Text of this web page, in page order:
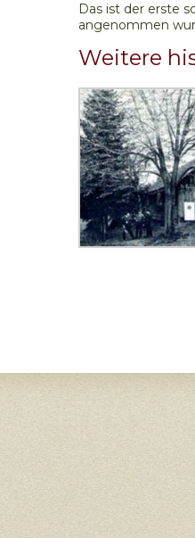
Das ist der erste
angenommen
Weitere